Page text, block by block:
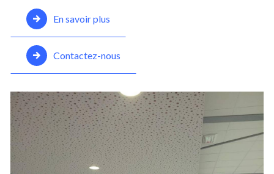
En savoir plus
Contactez-nous